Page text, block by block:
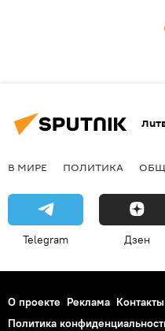
В МИРЕ ПОЛИТИКА
Telegram Дзен
О проекте Реклама Контакты
Политика